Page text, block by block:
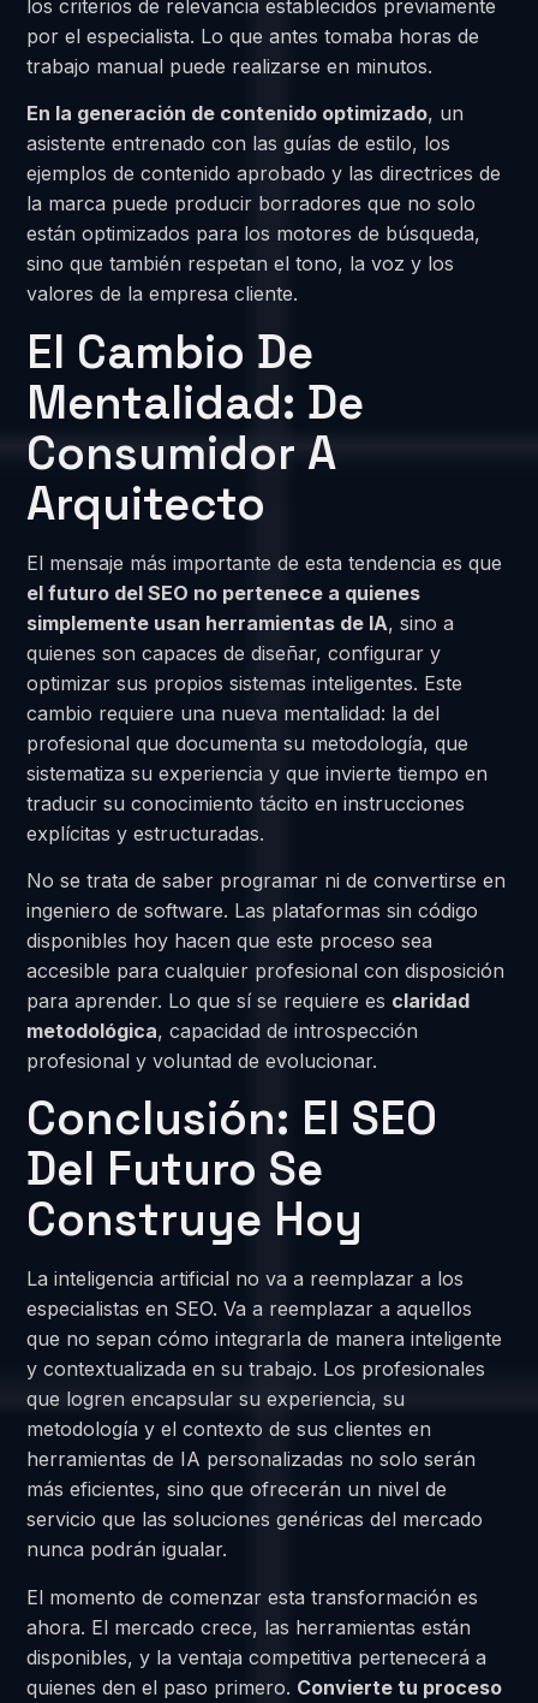
los criterios de relevancia establecidos previamente
por el especialista. Lo que antes tomaba horas de
trabajo manual puede realizarse en minutos.
En la generación de contenido optimizado, un
asistente entrenado con las guías de estilo, los
ejemplos de contenido aprobado y las directrices de
la marca puede producir borradores que no solo
están optimizados para los motores de búsqueda,
sino que también respetan el tono, la voz y los
valores de la empresa cliente.
El Cambio De
Mentalidad: De
Consumidor A
Arquitecto
El mensaje más importante de esta tendencia es que
el futuro del SEO no pertenece a quienes
simplemente usan herramientas de IA, sino a
quienes son capaces de diseñar, configurar y
optimizar sus propios sistemas inteligentes. Este
cambio requiere una nueva mentalidad: la del
profesional que documenta su metodología, que
sistematiza su experiencia y que invierte tiempo en
traducir su conocimiento tácito en instrucciones
explícitas y estructuradas.
No se trata de saber programar ni de convertirse en
ingeniero de software. Las plataformas sin código
disponibles hoy hacen que este proceso sea
accesible para cualquier profesional con disposición
para aprender. Lo que sí se requiere es claridad
metodológica, capacidad de introspección
profesional y voluntad de evolucionar.
Conclusión: El SEO
Del Futuro Se
Construye Hoy
La inteligencia artificial no va a reemplazar a los
especialistas en SEO. Va a reemplazar a aquellos
que no sepan cómo integrarla de manera inteligente
y contextualizada en su trabajo. Los profesionales
que logren encapsular su experiencia, su
metodología y el contexto de sus clientes en
herramientas de IA personalizadas no solo serán
más eficientes, sino que ofrecerán un nivel de
servicio que las soluciones genéricas del mercado
nunca podrán igualar.
El momento de comenzar esta transformación es
ahora. El mercado crece, las herramientas están
disponibles, y la ventaja competitiva pertenecerá a
quienes den el paso primero. Convierte tu proceso